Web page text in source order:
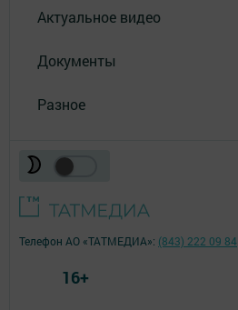
Актуальное видео
Документы
Разное
Телефон АО «ТАТМЕДИА»: (843) 222 09 84
16+